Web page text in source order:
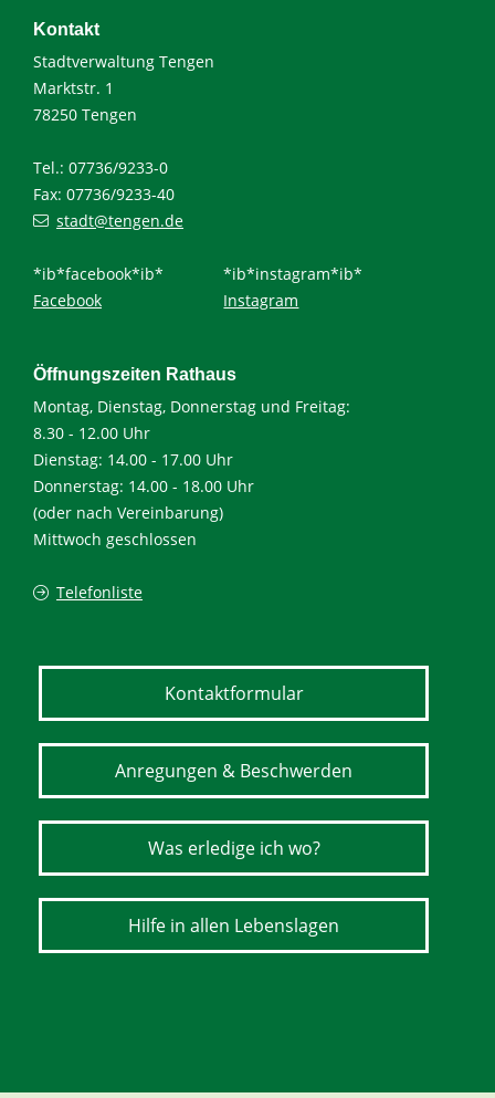
Kontakt
Stadtverwaltung Tengen
Marktstr. 1
78250 Tengen
Tel.: 07736/9233-0
Fax: 07736/9233-40
stadt@tengen.de
*ib*facebook*ib*
Facebook
*ib*instagram*ib*
Instagram
Öffnungszeiten Rathaus
Montag, Dienstag, Donnerstag und Freitag:
8.30 - 12.00 Uhr
Dienstag: 14.00 - 17.00 Uhr
Donnerstag: 14.00 - 18.00 Uhr
(oder nach Vereinbarung)
Mittwoch geschlossen
Telefonliste
Kontaktformular
Anregungen & Beschwerden
Was erledige ich wo?
Hilfe in allen Lebenslagen